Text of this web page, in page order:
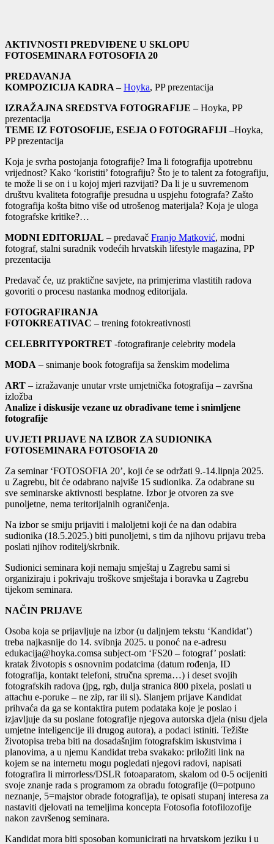
AKTIVNOSTI PREDVIĐENE U SKLOPU
FOTOSEMINARA FOTOSOFIA 20
PREDAVANJA
KOMPOZICIJA KADRA – Hoyka, PP prezentacija
IZRAŽAJNA SREDSTVA FOTOGRAFIJE –Hoyka, PP
prezentacija
TEME IZ FOTOSOFIJE, ESEJA O FOTOGRAFIJI –Hoyka,
PP prezentacija
Koja je svrha postojanja fotografije? Ima li fotografija upotrebnu
vrijednost? Kako ‘koristiti’ fotografiju? Što je to talent za fotografiju,
te može li se on i u kojoj mjeri razvijati? Da li je u suvremenom
društvu kvaliteta fotografije presudna u uspjehu fotografa? Zašto
fotografija košta bitno više od utrošenog materijala? Koja je uloga
fotografske kritike?…
MODNI EDITORIJAL – predavač Franjo Matković, modni
fotograf, stalni suradnik vodećih hrvatskih lifestyle magazina, PP
prezentacija
Predavač će, uz praktične savjete, na primjerima vlastitih radova
govoriti o procesu nastanka modnog editorijala.
FOTOGRAFIRANJA
FOTOKREATIVAC – trening fotokreativnosti
CELEBRITYPORTRET -fotografiranje celebrity modela
MODA – snimanje book fotografija sa ženskim modelima
ART – izražavanje unutar vrste umjetnička fotografija – završna
izložba
Analize i diskusije vezane uz obrađivane teme i snimljene
fotografije
UVJETI PRIJAVE NA IZBOR ZA SUDIONIKA
FOTOSEMINARA FOTOSOFIA 20
Za seminar ‘FOTOSOFIA 20’, koji će se održati 9.-14.lipnja 2025.
u Zagrebu, bit će odabrano najviše 15 sudionika. Za odabrane su
sve seminarske aktivnosti besplatne. Izbor je otvoren za sve
punoljetne, nema teritorijalnih ograničenja.
Na izbor se smiju prijaviti i maloljetni koji će na dan odabira
sudionika (18.5.2025.) biti punoljetni, s tim da njihovu prijavu treba
poslati njihov roditelj/skrbnik.
Sudionici seminara koji nemaju smještaj u Zagrebu sami si
organiziraju i pokrivaju troškove smještaja i boravka u Zagrebu
tijekom seminara.
NAČIN PRIJAVE
Osoba koja se prijavljuje na izbor (u daljnjem tekstu ‘Kandidat’)
treba najkasnije do 14. svibnja 2025. u ponoć na e-adresu
edukacija@hoyka.comsa subject-om ‘FS20 – fotograf’ poslati:
kratak životopis s osnovnim podatcima (datum rođenja, ID
fotografija, kontakt telefoni, stručna sprema…) i deset svojih
fotografskih radova (jpg, rgb, dulja stranica 800 pixela, poslati u
attachu e-poruke – ne zip, rar ili sl). Slanjem prijave Kandidat
prihvaća da ga se kontaktira putem podataka koje je poslao i
izjavljuje da su poslane fotografije njegova autorska djela (nisu djela
umjetne inteligencije ili drugog autora), a podaci istiniti. Težište
životopisa treba biti na dosadašnjim fotografskim iskustvima i
planovima, a u njemu Kandidat treba svakako: priložiti link na
kojem se na internetu mogu pogledati njegovi radovi, napisati
fotografira li mirrorless/DSLR fotoaparatom, skalom od 0-5 ocijeniti
svoje znanje rada s programom za obradu fotografije (0=potpuno
neznanje, 5=majstor obrade fotografija), te opisati stupanj interesa za
nastaviti djelovati na temeljima koncepta Fotosofia fotofilozofije
nakon završenog seminara.
Kandidat mora biti sposoban komunicirati na hrvatskom jeziku i u